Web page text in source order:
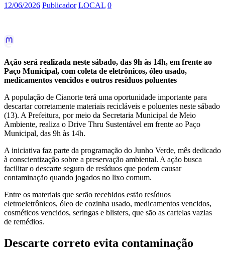
12/06/2026 Publicador LOCAL 0
Ação será realizada neste sábado, das 9h às 14h, em frente ao
Paço Municipal, com coleta de eletrônicos, óleo usado,
medicamentos vencidos e outros resíduos poluentes
A população de Cianorte terá uma oportunidade importante para
descartar corretamente materiais recicláveis e poluentes neste sábado
(13). A Prefeitura, por meio da Secretaria Municipal de Meio
Ambiente, realiza o Drive Thru Sustentável em frente ao Paço
Municipal, das 9h às 14h.
A iniciativa faz parte da programação do Junho Verde, mês dedicado
à conscientização sobre a preservação ambiental. A ação busca
facilitar o descarte seguro de resíduos que podem causar
contaminação quando jogados no lixo comum.
Entre os materiais que serão recebidos estão resíduos
eletroeletrônicos, óleo de cozinha usado, medicamentos vencidos,
cosméticos vencidos, seringas e blisters, que são as cartelas vazias
de remédios.
Descarte correto evita contaminação